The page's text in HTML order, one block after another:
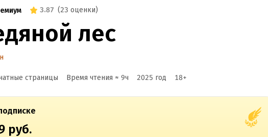
3.87 (23 оценки)
лес
страницы Время чтения ≈ 9ч 2025 год 18+
руб.